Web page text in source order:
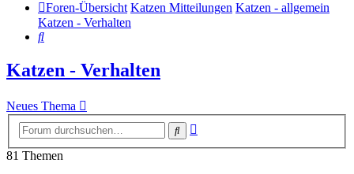
Foren-Übersicht Katzen Mitteilungen Katzen - allgemein
Katzen - Verhalten
Suche
Katzen - Verhalten
Neues Thema
Suche
81 Themen